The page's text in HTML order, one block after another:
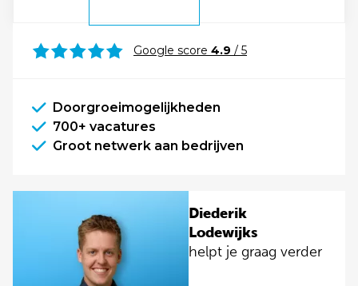
Google score 4.9 / 5
Doorgroeimogelijkheden
700+ vacatures
Groot netwerk aan bedrijven
Diederik
Lodewijks
helpt je graag verder